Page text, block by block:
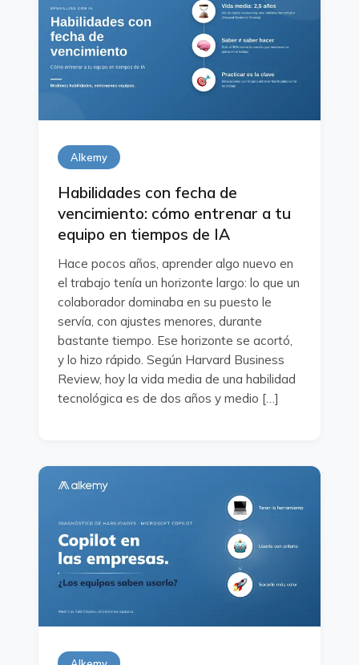
Alkemy
Habilidades con fecha de
vencimiento: cómo entrenar a tu
equipo en tiempos de IA
Hace pocos años, aprender algo nuevo en
el trabajo tenía un horizonte largo: lo que un
colaborador dominaba en su puesto le
servía, con ajustes menores, durante
bastante tiempo. Ese horizonte se acortó,
y lo hizo rápido. Según Harvard Business
Review, hoy la vida media de una habilidad
tecnológica es de dos años y medio […]